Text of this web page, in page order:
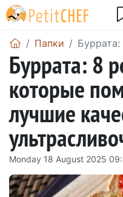
Папки
Буррата: 8
которые
лучшие
Monday 18 August 2025